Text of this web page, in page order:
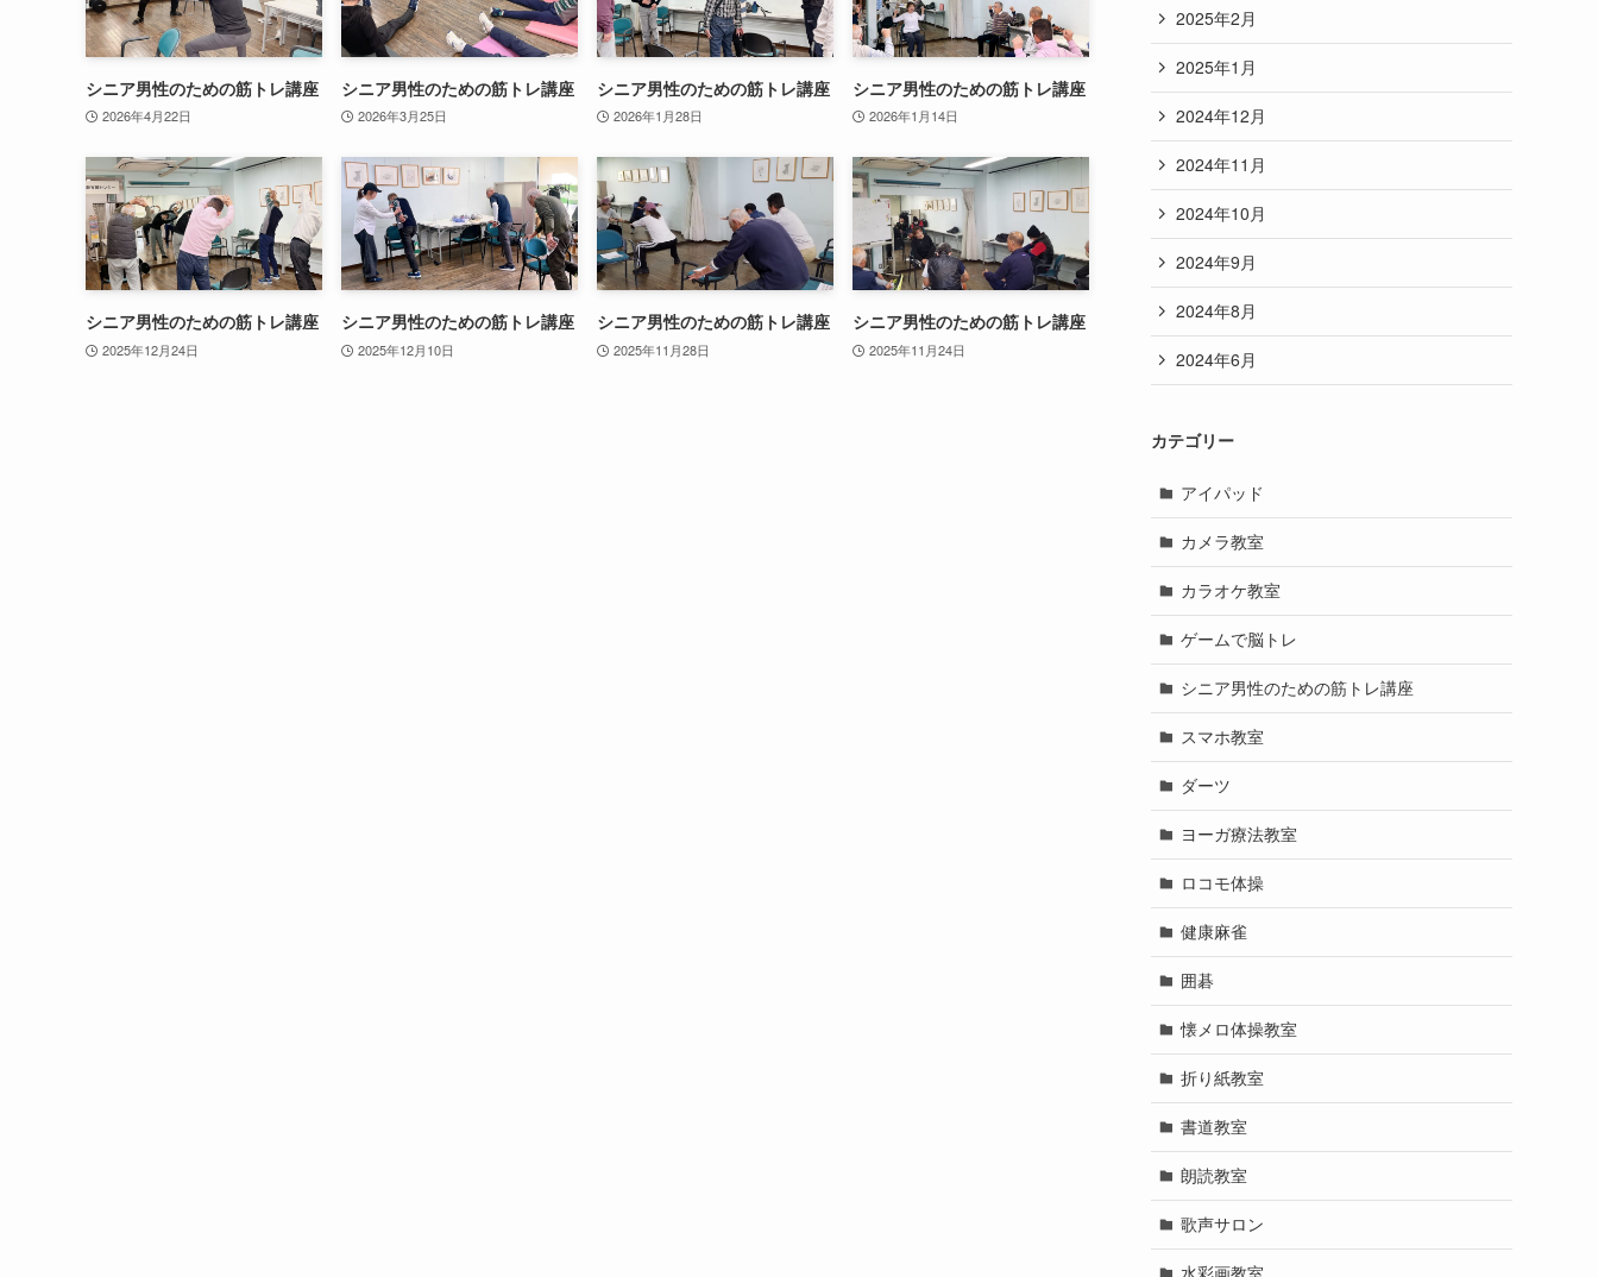
シニア男性のための筋トレ講座
2026年4月22日
シニア男性のための筋トレ講座
2026年3月25日
シニア男性のための筋トレ講座
2026年1月28日
シニア男性のための筋トレ講座
2026年1月14日
シニア男性のための筋トレ講座
2025年12月24日
シニア男性のための筋トレ講座
2025年12月10日
シニア男性のための筋トレ講座
2025年11月28日
シニア男性のための筋トレ講座
2025年11月24日
2025年2月
2025年1月
2024年12月
2024年11月
2024年10月
2024年9月
2024年8月
2024年6月
カテゴリー
アイパッド
カメラ教室
カラオケ教室
ゲームで脳トレ
シニア男性のための筋トレ講座
スマホ教室
ダーツ
ヨーガ療法教室
ロコモ体操
健康麻雀
囲碁
懐メロ体操教室
折り紙教室
書道教室
朗読教室
歌声サロン